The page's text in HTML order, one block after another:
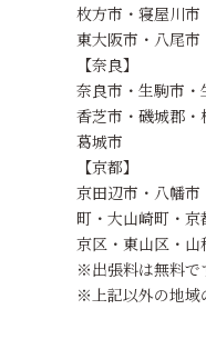
枚方市・寝屋川市
東大阪市・八尾市
【奈良】
奈良市・生駒市・
香芝市・磯城郡・
葛城市
【京都】
京田辺市・八幡
町・大山崎町・
京区・東山区・
※出張料は無料で
※上記以外の地域